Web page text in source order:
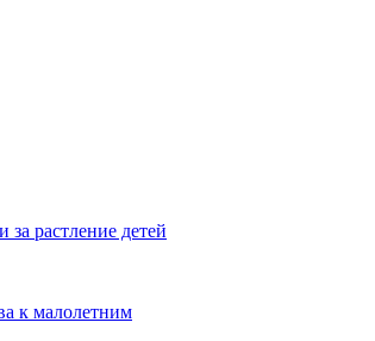
растление детей
к малолетним